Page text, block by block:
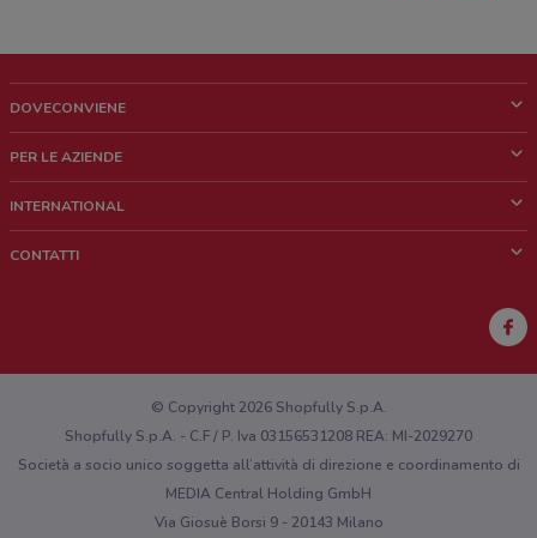
DOVECONVIENE
Chi siamo
Lavora con noi
PER LE AZIENDE
Richieste commerciali e marketing
INTERNATIONAL
CONTATTI
Hai un malfunzionamento sul web o sull'app?
© Copyright 2026 Shopfully S.p.A.
Shopfully S.p.A. - C.F / P. Iva 03156531208 REA: MI-2029270
Società a socio unico soggetta all’attività di direzione e coordinamento di
MEDIA Central Holding GmbH
Via Giosuè Borsi 9 - 20143 Milano